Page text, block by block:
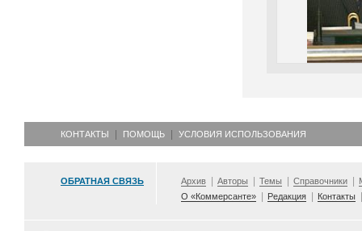
КОНТАКТЫ ПОМОЩЬ УСЛОВИЯ ИСПОЛЬЗОВАНИЯ
ОБРАТНАЯ СВЯЗЬ Архив Авторы Темы Справочники
О «Коммерсанте»
Редакция Контакты